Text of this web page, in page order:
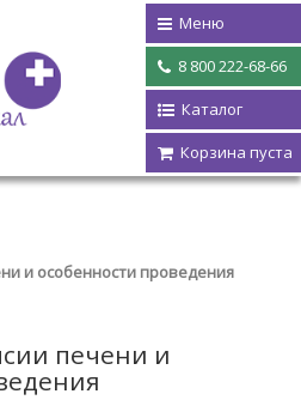
Меню
8 800 222-68-66
Каталог
Корзина пуста
и особенности проведения
печени и